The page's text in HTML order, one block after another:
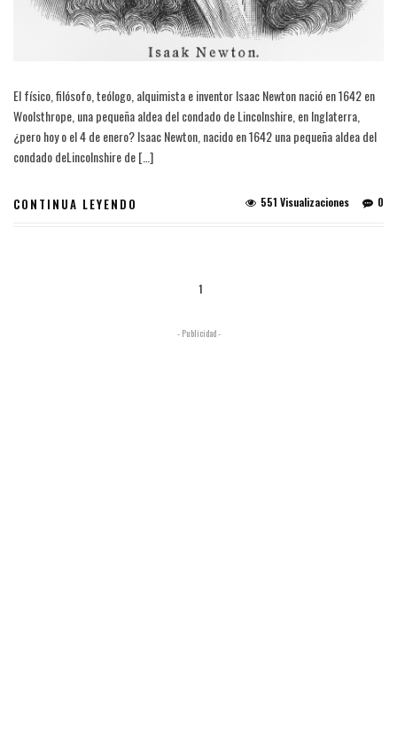
El físico, filósofo, teólogo, alquimista e inventor Isaac Newton nació en 1642 en
Woolsthrope, una pequeña aldea del condado de Lincolnshire, en Inglaterra,
¿pero hoy o el 4 de enero? Isaac Newton, nacido en 1642 una pequeña aldea del
condado deLincolnshire de […]
CONTINUA LEYENDO 0
551 Visualizaciones
1
- Publicidad -